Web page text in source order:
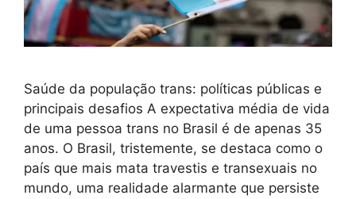
Saúde da população trans: políticas públicas e
principais desafios A expectativa média de vida
de uma pessoa trans no Brasil é de apenas 35
anos. O Brasil, tristemente, se destaca como o
país que mais mata travestis e transexuais no
mundo, uma realidade alarmante que persiste